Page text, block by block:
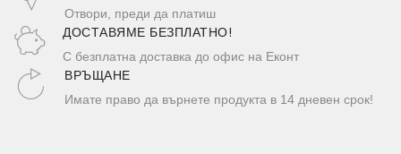
Отвори, преди да платиш
ДОСТАВЯМЕ БЕЗПЛАТНО!
С безплатна доставка до офис на Еконт
ВРЪЩАНЕ
Имате право да върнете продукта в 14 дневен срок!